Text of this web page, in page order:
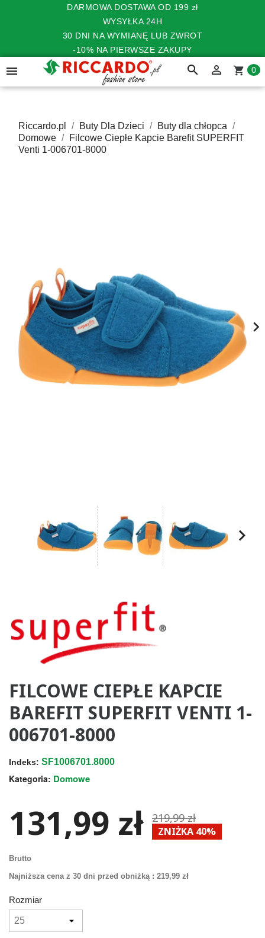
DARMOWA DOSTAWA OD 199 zł
WYSYŁKA 24H
30 DNI NA WYMIANĘ LUB ZWROT
-10% NA PIERWSZE ZAKUPY
 search  shopping_cart 0
Riccardo.pl Buty Dla Dzieci
Buty dla chłopca
Domowe
Filcowe Ciepłe Kapcie Barefit SUPERFIT
Venti 1-006701-8000

FILCOWE CIEPŁE KAPCIE
BAREFIT SUPERFIT VENTI 1-
006701-8000
Indeks: SF1006701.8000
Kategoria: Domowe
131,99 zł 219,99 zł
ZNIŻKA 40%
Brutto
Najniższa cena z 30 dni przed obniżką : 219,99 zł
Rozmiar